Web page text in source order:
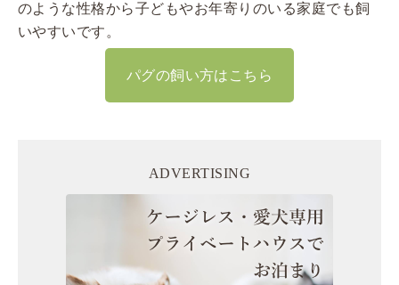
のような性格から子どもやお年寄りのいる家庭でも飼
いやすいです。
パグの飼い方はこちら
ADVERTISING